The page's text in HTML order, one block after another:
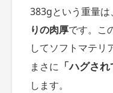
383gという重量
りの肉厚です。こ
してソフトマテリ
まさに 「ハグされ
します。